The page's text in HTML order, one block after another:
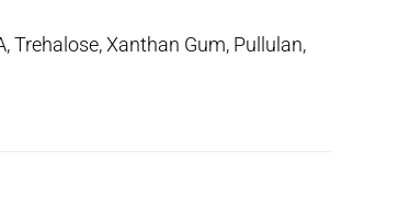
Trehalose, Xanthan Gum, Pullulan,